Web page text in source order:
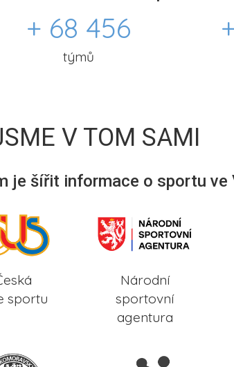
+ 68 456
týmů
V TOM SAMI
je šířit informace o sportu ve
sportu
Národní
sportovní
agentura